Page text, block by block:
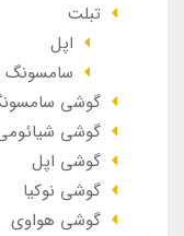
تبلت
اپل
سامسونگ
گوشی
گوشی
گوشی اپل
گوشی نوکیا
گوشی هواوی